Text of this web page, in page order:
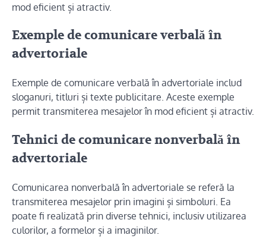
mod eficient și atractiv.
Exemple de comunicare verbală în
advertoriale
Exemple de comunicare verbală în advertoriale includ
sloganuri, titluri și texte publicitare. Aceste exemple
permit transmiterea mesajelor în mod eficient și atractiv.
Tehnici de comunicare nonverbală în
advertoriale
Comunicarea nonverbală în advertoriale se referă la
transmiterea mesajelor prin imagini și simboluri. Ea
poate fi realizată prin diverse tehnici, inclusiv utilizarea
culorilor, a formelor și a imaginilor.